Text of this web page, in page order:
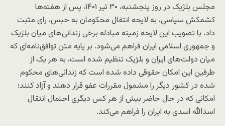
مجلس بلژیک در روز پنجشنبه، ۳۰ تیر ۱۴۰۱، پس از هفته‌ها
کشمکش سیاسی، به لایحه انتقال محکومان به حبس، رای مثبت
داد. با تصویب این لایحه زمینه مبادله برخی زندانی‌های میان بلژیک
و جمهوری اسلامی ایران فراهم می‌شود. بر پایه متن توافق‌نامه‌ای که
میان دولت‌های ایران و بلژیک تنظیم شده است، به هر یک از
طرفین این امکان حقوقی داده شده است که زندانی‌های محکوم
شده در کشور دیگر را مشمول مقررات عفو قرار دهند و آزاد کنند؛
امکانی که در حال حاضر بیش از هر کس دیگری احتمال انتقال
اسدالله اسدی به ایران را فراهم می‌کند.